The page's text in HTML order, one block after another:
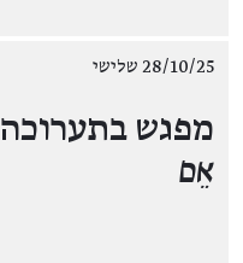
28/10/25 שלישי
מפגש בתערוכה
אֵם